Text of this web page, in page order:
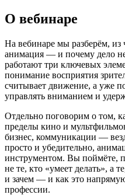
О вебинаре
На вебинаре мы разберём, из
анимация — и почему дело
работают три ключевых
понимание восприятия
считывает движение, а уже
управлять вниманием и
Отдельно поговорим о том,
пределы кино и
бизнес, коммуникации —
просто и убедительно,
инструментом. Вы поймёте,
не те, кто «умеет делать», а
и зачем — и как это
профессии.